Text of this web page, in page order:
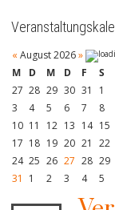
« August 2026»
M
D M D F S
27 28 29 30 31 1
3
4 5 6 7 8
10 11 12 13 14 15
17 18 19 20 21 22
24 25 26 27 28 29
31
1 2 3 4 5